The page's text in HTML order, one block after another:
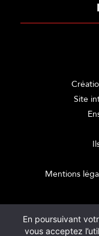
Site
Mentions
En poursuivant
vous acceptez